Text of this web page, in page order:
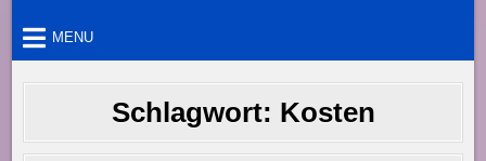
MENU
Schlagwort: Kosten